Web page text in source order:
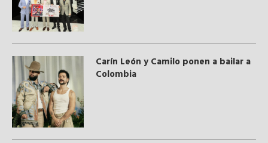
Carín León y Camilo ponen a bailar a
Colombia